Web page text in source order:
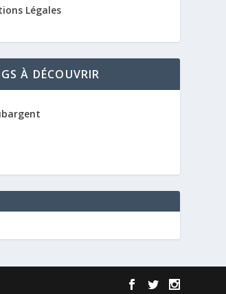
Légales
À DÉCOUVRIR